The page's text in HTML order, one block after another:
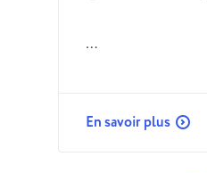
…
En savoir plus